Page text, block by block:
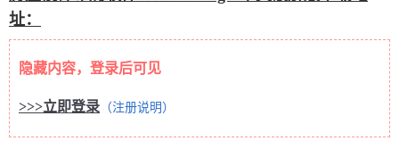
址：
隐藏内容，登录后可见
>>>立即登录 （注册说明）